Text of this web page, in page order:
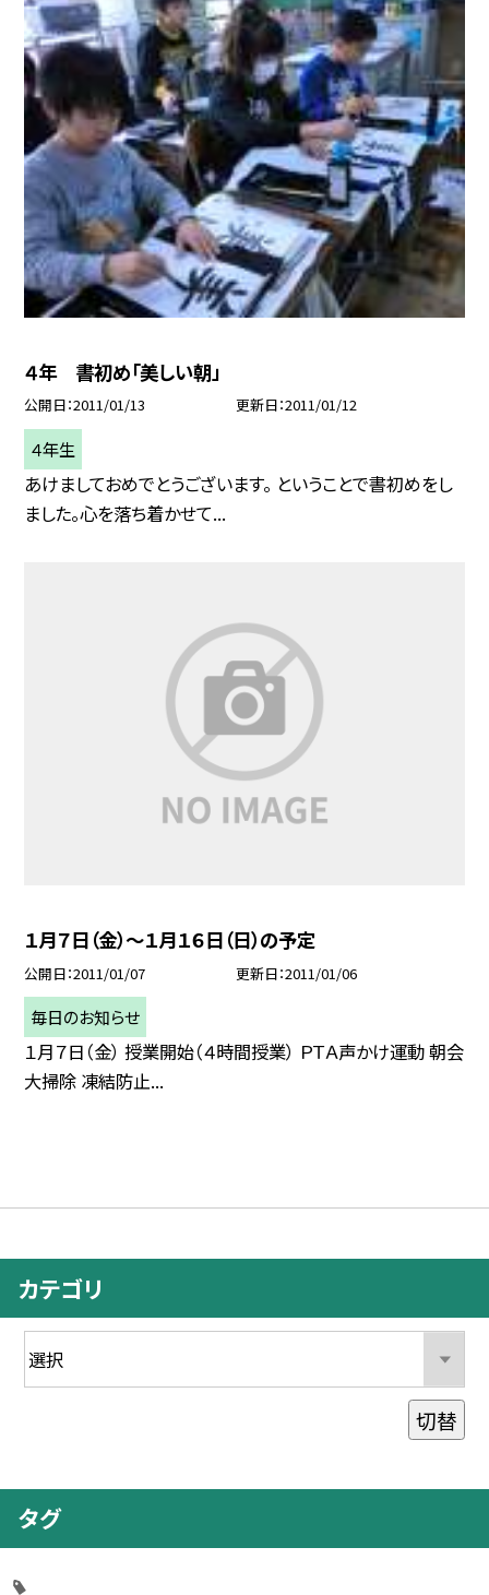
４年 書初め「美しい朝」
公開日 2011/01/13 更新日 2011/01/12
４年生
あけましておめでとうございます。 ということで書初めをし
ました。心を落ち着かせて...
１月７日（金）〜１月１６日（日）の予定
公開日 2011/01/07 更新日 2011/01/06
毎日のお知らせ
１月７日（金） 授業開始（４時間授業） ＰＴＡ声かけ運動 朝会
大掃除 凍結防止...
カテゴリ
切替
タグ